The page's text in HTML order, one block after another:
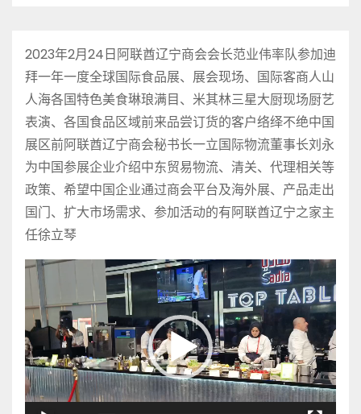
2023年2月24日阿联酋辽宁商会会长范业伟率队参加迪
拜一年一度全球国际食品展、展会现场、国际客商人山
人海各国特色美食琳琅满目、米其林三星大厨现场厨艺
表演、各国食品区域前来品尝订货的客户络绎不绝中国
展区前阿联酋辽宁商会秘书长一立国际物流董事长刘永
为中国参展企业介绍中东贸易物流、清关、代理相关等
政策、希望中国企业通过商会平台及海外展、产品走出
国门、扩大市场需求、参加活动的有阿联酋辽宁之家主
任徐立琴
视
播
放
器